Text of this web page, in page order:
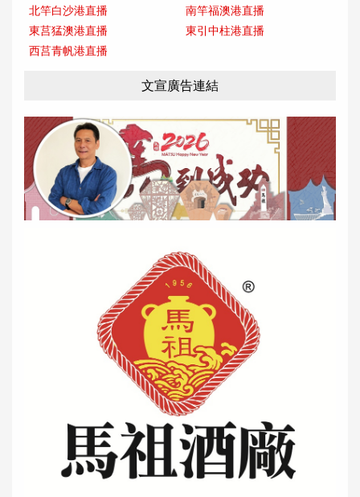
北竿白沙港直播
南竿福澳港直播
東莒猛澳港直播
東引中柱港直播
西莒青帆港直播
文宣廣告連結